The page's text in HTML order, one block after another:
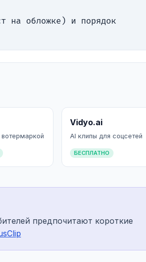
на обложке) и порядок
Vidyo.ai
AI клипы для соцсетей
БЕСПЛАТНО
предпочитают короткие